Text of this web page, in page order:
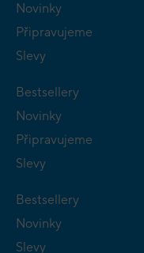
Novinky
Připravujeme
Slevy
Bestsellery
Novinky
Připravujeme
Slevy
Bestsellery
Novinky
Slevy